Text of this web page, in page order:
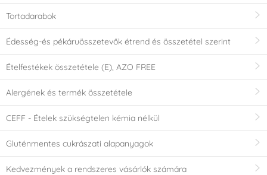
Tortadarabok
Édesség-és pékáruösszetevők étrend és összetétel szerint
Ételfestékek összetétele (E), AZO FREE
Alergének és termék összetétele
CEFF - Ételek szükségtelen kémia nélkül
Gluténmentes cukrászati alapanyagok
Kedvezmények a rendszeres vásárlók számára